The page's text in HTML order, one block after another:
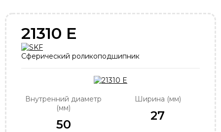
+7 (831) 215-14-27
order@podshipnik-nn.ru
21310 E
Сферический роликоподшипник
Внутренний диаметр
(мм)
50
Ширина (мм)
27